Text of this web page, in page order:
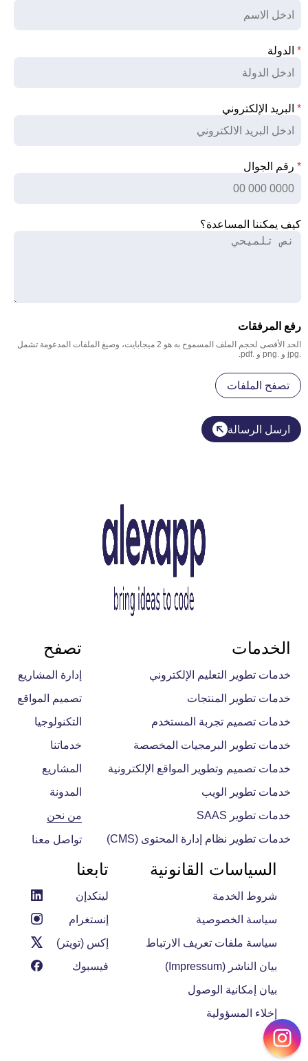
* الدولة
* البريد الإلكتروني
* رقم الجوال
كيف يمكننا المساعدة؟
رفع المرفقات
الحد الأقصى لحجم الملف المسموح به هو 2 ميجابايت، وصيغ الملفات المدعومة تشمل
.jpg و .png و .pdf.
تصفح الملفات
ارسل الرسالة
الخدمات
خدمات تطوير التعليم الإلكتروني
خدمات تطوير المنتجات
خدمات تصميم تجربة المستخدم
خدمات تطوير البرمجيات المخصصة
خدمات تصميم وتطوير المواقع الإلكترونية
خدمات تطوير الويب
خدمات تطوير SAAS
خدمات تطوير نظام إدارة المحتوى (CMS)
تصفح
إدارة المشاريع
تصميم المواقع
التكنولوجيا
خدماتنا
المشاريع
المدونة
من نحن
تواصل معنا
السياسات القانونية
شروط الخدمة
سياسة الخصوصية
سياسة ملفات تعريف الارتباط
بيان الناشر (Impressum)
بيان إمكانية الوصول
إخلاء المسؤولية
تابعنا
لينكدإن
إنستغرام
إكس (تويتر)
فيسبوك